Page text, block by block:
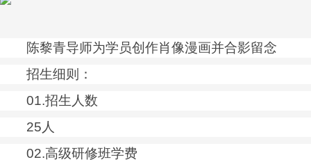
陈黎青导师为学员创作肖像漫画并合影留念
招生细则：
01.招生人数
25人
02.高级研修班学费